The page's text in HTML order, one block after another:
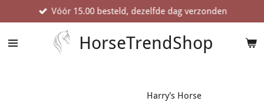
direct
naar
HorseTrendShop
Vóór 15.00 besteld, dezelfde dag verzonden
Harry's Horse